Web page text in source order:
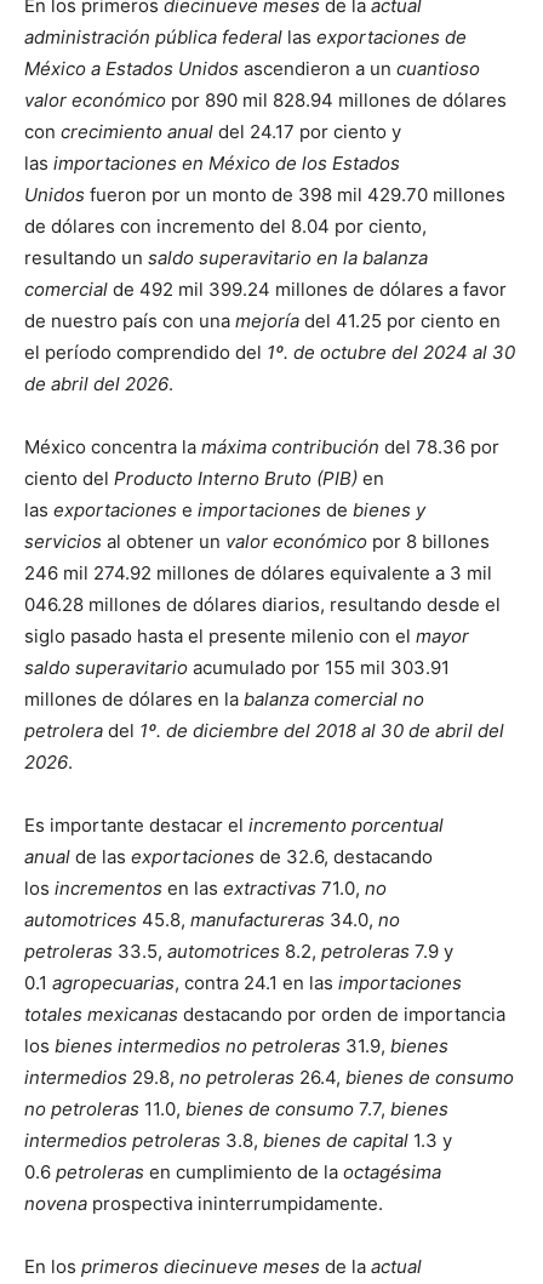
En los primeros diecinueve meses de la actual
administración pública federal las exportaciones de
México a Estados Unidos ascendieron a un cuantioso
valor económico por 890 mil 828.94 millones de dólares
con crecimiento anual del 24.17 por ciento y
las importaciones en México de los Estados
Unidos fueron por un monto de 398 mil 429.70 millones
de dólares con incremento del 8.04 por ciento,
resultando un saldo superavitario en la balanza
comercial de 492 mil 399.24 millones de dólares a favor
de nuestro país con una mejoría del 41.25 por ciento en
el período comprendido del 1º. de octubre del 2024 al 30
de abril del 2026.
México concentra la máxima contribución del 78.36 por
ciento del Producto Interno Bruto (PIB) en
las exportaciones e importaciones de bienes y
servicios al obtener un valor económico por 8 billones
246 mil 274.92 millones de dólares equivalente a 3 mil
046.28 millones de dólares diarios, resultando desde el
siglo pasado hasta el presente milenio con el mayor
saldo superavitario acumulado por 155 mil 303.91
millones de dólares en la balanza comercial no
petrolera del 1º. de diciembre del 2018 al 30 de abril del
2026.
Es importante destacar el incremento porcentual
anual de las exportaciones de 32.6, destacando
los incrementos en las extractivas 71.0, no
automotrices 45.8, manufactureras 34.0, no
petroleras 33.5, automotrices 8.2, petroleras 7.9 y
0.1 agropecuarias, contra 24.1 en las importaciones
totales mexicanas destacando por orden de importancia
los bienes intermedios no petroleras 31.9, bienes
intermedios 29.8, no petroleras 26.4, bienes de consumo
no petroleras 11.0, bienes de consumo 7.7, bienes
intermedios petroleras 3.8, bienes de capital 1.3 y
0.6 petroleras en cumplimiento de la octagésima
novena prospectiva ininterrumpidamente.
En los primeros diecinueve meses de la actual